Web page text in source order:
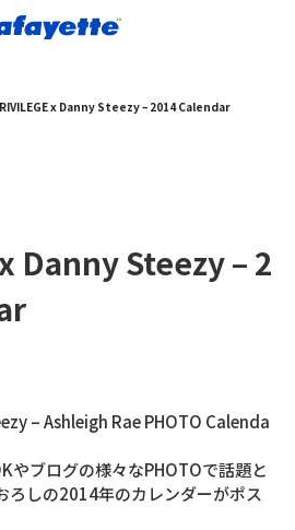
x Danny Steezy – 2014 Calendar
Danny Steezy – 2
– Ashleigh Rae PHOTO Calenda
ブログの様々なPHOTOで話題と
ろしの2014年のカレンダーがポス